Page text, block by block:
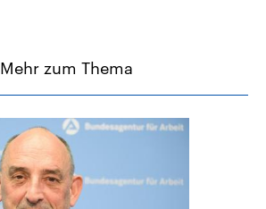
Mehr zum Thema